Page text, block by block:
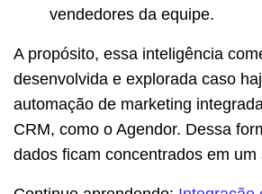
vendedores da equipe.
A propósito, essa inteligência
desenvolvida e explorada caso
automação de marketing
CRM, como o Agendor. Dessa
dados ficam concentrados em um